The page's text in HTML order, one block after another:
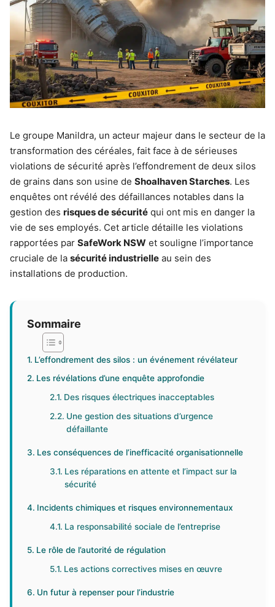
Le groupe Manildra, un acteur majeur dans le secteur de la
transformation des céréales, fait face à de sérieuses
violations de sécurité après l’effondrement de deux silos
de grains dans son usine de Shoalhaven Starches. Les
enquêtes ont révélé des défaillances notables dans la
gestion des risques de sécurité qui ont mis en danger la
vie de ses employés. Cet article détaille les violations
rapportées par SafeWork NSW et souligne l’importance
cruciale de la sécurité industrielle au sein des
installations de production.
Sommaire
L’effondrement des silos : un événement révélateur
Les révélations d’une enquête approfondie
Des risques électriques inacceptables
Une gestion des situations d’urgence
défaillante
Les conséquences de l’inefficacité organisationnelle
Les réparations en attente et l’impact sur la
sécurité
Incidents chimiques et risques environnementaux
La responsabilité sociale de l’entreprise
Le rôle de l’autorité de régulation
Les actions correctives mises en œuvre
Un futur à repenser pour l’industrie